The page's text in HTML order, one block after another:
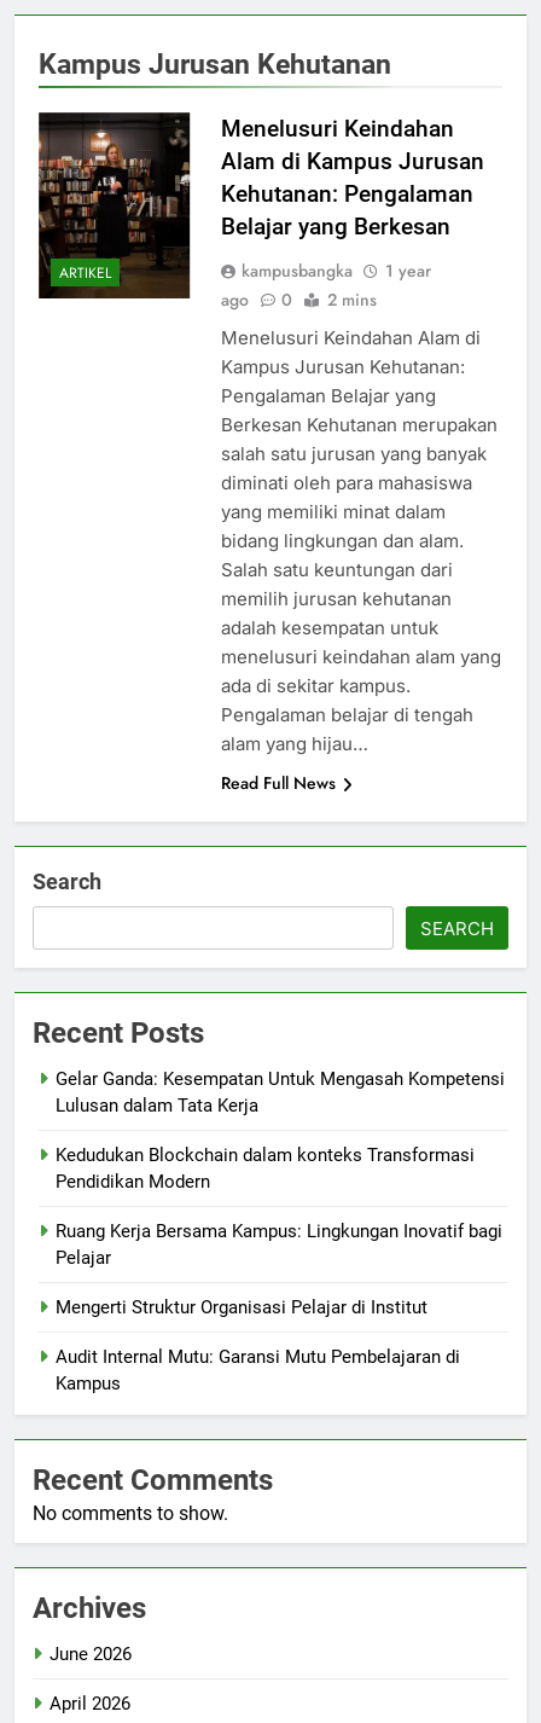
Kampus Jurusan Kehutanan
ARTIKEL
Menelusuri Keindahan
Alam di Kampus Jurusan
Kehutanan: Pengalaman
Belajar yang Berkesan
kampusbangka
1 year
ago
0 2 mins
Menelusuri Keindahan Alam di
Kampus Jurusan Kehutanan:
Pengalaman Belajar yang
Berkesan Kehutanan merupakan
salah satu jurusan yang banyak
diminati oleh para mahasiswa
yang memiliki minat dalam
bidang lingkungan dan alam.
Salah satu keuntungan dari
memilih jurusan kehutanan
adalah kesempatan untuk
menelusuri keindahan alam yang
ada di sekitar kampus.
Pengalaman belajar di tengah
alam yang hijau…
Read Full News
Search
SEARCH
Recent Posts
Gelar Ganda: Kesempatan Untuk Mengasah Kompetensi
Lulusan dalam Tata Kerja
Kedudukan Blockchain dalam konteks Transformasi
Pendidikan Modern
Ruang Kerja Bersama Kampus: Lingkungan Inovatif bagi
Pelajar
Mengerti Struktur Organisasi Pelajar di Institut
Audit Internal Mutu: Garansi Mutu Pembelajaran di
Kampus
Recent Comments
No comments to show.
Archives
June 2026
April 2026